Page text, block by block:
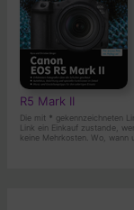
R5 Mark II
Die mit * gekennzeichneten
Link ein Einkauf zustande,
keine Mehrkosten. Wo, wann